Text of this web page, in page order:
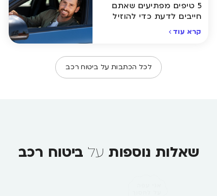
5 טיפים מפתיעים שאתם
חייבים לדעת כדי להוזיל
קרא עוד
לכל הכתבות על ביטוח רכב
שאלות נוספותעלביטוח רכב